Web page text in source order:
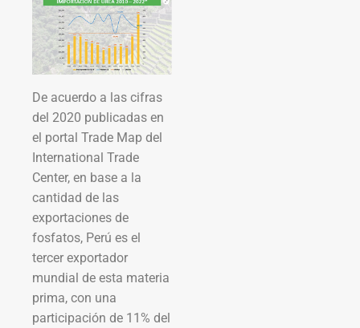
De acuerdo a las cifras
del 2020 publicadas en
el portal Trade Map del
International Trade
Center, en base a la
cantidad de las
exportaciones de
fosfatos, Perú es el
tercer exportador
mundial de esta materia
prima, con una
participación de 11% del